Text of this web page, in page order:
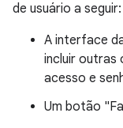
de usuário a seguir:
A interface
incluir outras
acesso e
Um botão